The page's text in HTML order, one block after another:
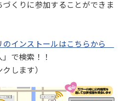
づくりに参加することができま
のインストールはこちらから
で検索！！
します）